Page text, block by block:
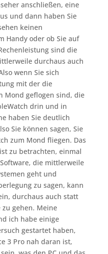
anschließen, eine
und dann haben Sie
keinen
Handy oder ob Sie auf
sind die
durchaus auch
wenn Sie sich
mit der die
Mond geflogen sind, die
drin und in
haben Sie deutlich
Sie können sagen, Sie
zum Mond fliegen. Das
zu betrachten, einmal
die mittlerweile
geht und
zu sagen, kann
durchaus auch statt
gehen. Meine
ich habe einige
gestartet haben,
3 Pro nah daran ist,